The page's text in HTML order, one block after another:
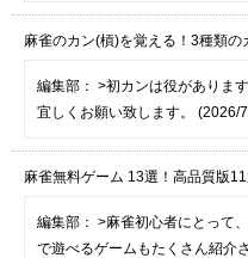
麻雀のカン(槓)を覚える！3種類の
編集部： >初カンは役がありま
宜しくお願い致します。 (2026/
麻雀無料ゲーム 13選！高品質版11
編集部： >麻雀初心者にとって
で遊べるゲームもたくさん紹